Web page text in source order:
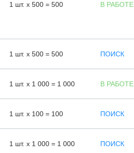
1 шт. х 500 = 500 В РАБОТЕ
1 шт. х 500 = 500 ПОИСК
1 шт. х 1 000 = 1 000 В РАБОТЕ
1 шт. х 100 = 100 ПОИСК
1 шт. х 1 000 = 1 000 ПОИСК